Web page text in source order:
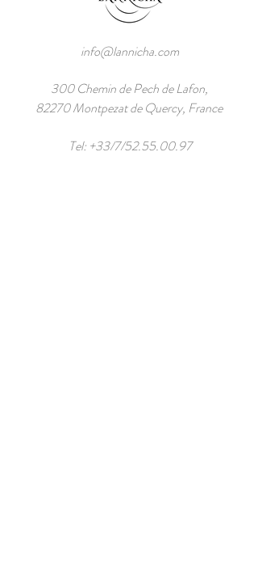
info@lannicha.com
300 Chemin de Pech de Lafon,
82270 Montpezat de Quercy, France
Tel: +33/7/52.55.00.97